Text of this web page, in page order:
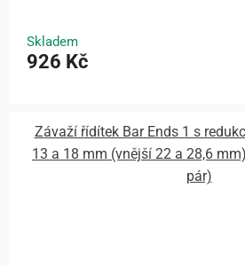
Skladem
926 Kč
Závaží řídítek Bar Ends 1 s
13 a 18 mm (vnější 22 a 28,6
pár)